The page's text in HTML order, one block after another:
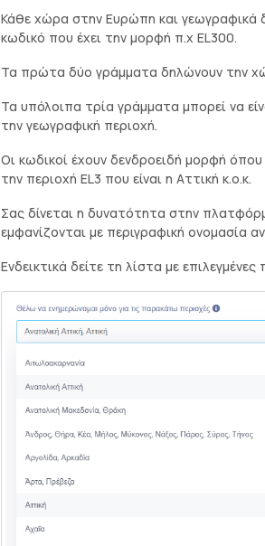
Κάθε χώρα στην Ευρώπη και γεωγραφικά
κωδικό που έχει την μορφή π.χ EL300.
Τα πρώτα δύο γράμματα δηλώνουν την
Τα υπόλοιπα τρία γράμματα μπορεί να
την γεωγραφική περιοχή.
Οι κωδικοί έχουν δενδροειδή μορφή
την περιοχή EL3 που είναι η Αττική κ.ο.κ.
Σας δίνεται η δυνατότητα στην
εμφανίζονται με περιγραφική ονομασία
Ενδεικτικά δείτε τη λίστα με επιλεγμένες